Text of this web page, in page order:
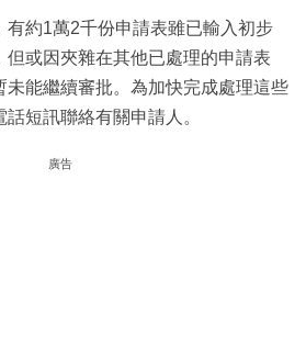
有約1萬2千份申請表雖已輸入初步
但或因夾雜在其他已處理的申請表
未能繼續審批。為加快完成處理這些
短訊聯絡有關申請人。
廣告